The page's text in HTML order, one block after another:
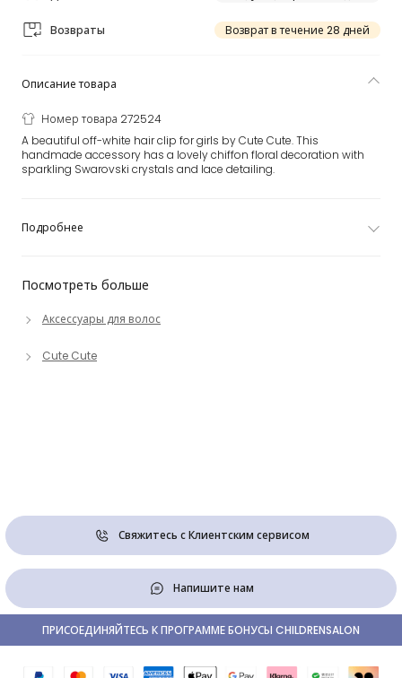
Возвраты Возврат в течение 28 дней
Посмотреть больше
Аксессуары для волос
Cute Cute
Описание товара
Номер товара 272524
A beautiful off-white hair clip for girls by Cute Cute. This
handmade accessory has a lovely chiffon floral decoration with
sparkling Swarovski crystals and lace detailing.
Подробнее
Свяжитесь с Клиентским сервисом
Напишите нам
ПРИСОЕДИНЯЙТЕСЬ К ПРОГРАММЕ БОНУСЫ CHILDRENSALON